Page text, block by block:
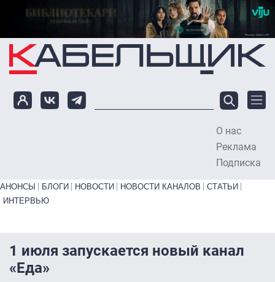
Перейти к основному содержанию
О нас
Реклама
Подписка
Primary links bottom
АНОНСЫ БЛОГИ НОВОСТИ НОВОСТИ КАНАЛОВ
СТАТЬИ
ИНТЕРВЬЮ
1 июля запускается новый канал
«Еда»